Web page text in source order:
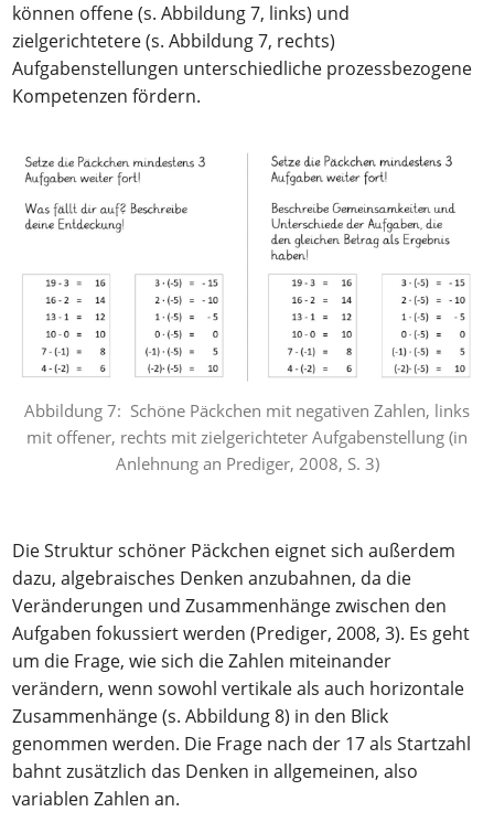
können offene (s. Abbildung 7, links) und
zielgerichtetere (s. Abbildung 7, rechts)
Aufgabenstellungen unterschiedliche prozessbezogene
Kompetenzen fördern.
Abbildung 7: Schöne Päckchen mit negativen Zahlen, links
mit offener, rechts mit zielgerichteter Aufgabenstellung (in
Anlehnung an Prediger, 2008, S. 3)
Die Struktur schöner Päckchen eignet sich außerdem
dazu, algebraisches Denken anzubahnen, da die
Veränderungen und Zusammenhänge zwischen den
Aufgaben fokussiert werden (Prediger, 2008, 3). Es geht
um die Frage, wie sich die Zahlen miteinander
verändern, wenn sowohl vertikale als auch horizontale
Zusammenhänge (s. Abbildung 8) in den Blick
genommen werden. Die Frage nach der 17 als Startzahl
bahnt zusätzlich das Denken in allgemeinen, also
variablen Zahlen an.